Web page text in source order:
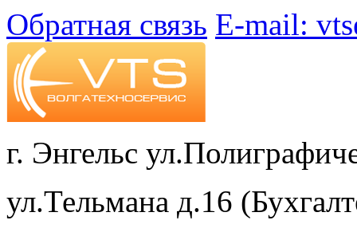
Обратная связь E-mail:
г. Энгельс
ул.Тельмана д.16